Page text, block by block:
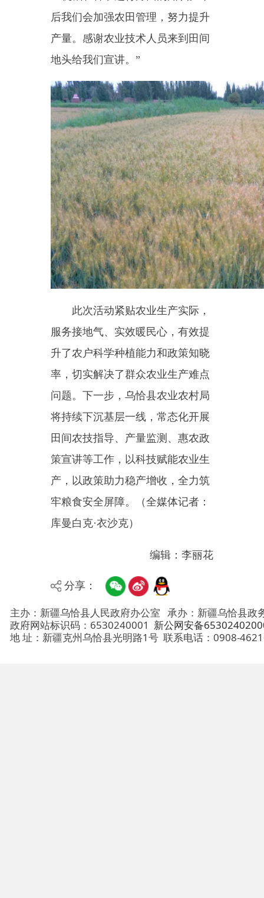
此次活动紧贴农业生产实际，
服务接地气、实效暖民心，有效提
升了农户科学种植能力和政策知晓
率，切实解决了群众农业生产难点
问题。下一步，乌恰县农业农村局
将持续下沉基层一线，常态化开展
田间农技指导、产量监测、惠农政
策宣讲等工作，以科技赋能农业生
产，以政策助力稳产增收，全力筑
牢粮食安全屏障。（全媒体记者：
库曼白克·衣沙克）
编辑：李丽花
分享：
主办：新疆乌恰县人民政府办公室承办：新疆乌恰县政务服务
政府网站标识码：6530240001新公网安备65302402000101号
地 址：新疆克州乌恰县光明路1号联系电话：0908-4621030